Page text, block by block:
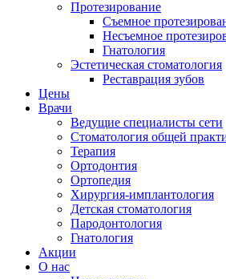
Протезирование
Съемное
Несъемное
Гнатология
Эстетическая стоматология
Реставрация зубов
Цены
Врачи
Ведущие специалисты сети
Стоматология общей
Терапия
Ортодонтия
Ортопедия
Хирургия-имплантология
Детская стоматология
Пародонтология
Гнатология
Акции
О нас